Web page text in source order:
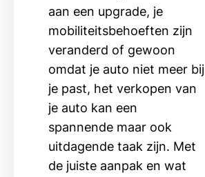
aan een upgrade, je
mobiliteitsbehoeften zijn
veranderd of gewoon
omdat je auto niet meer bij
je past, het verkopen van
je auto kan een
spannende maar ook
uitdagende taak zijn. Met
de juiste aanpak en wat